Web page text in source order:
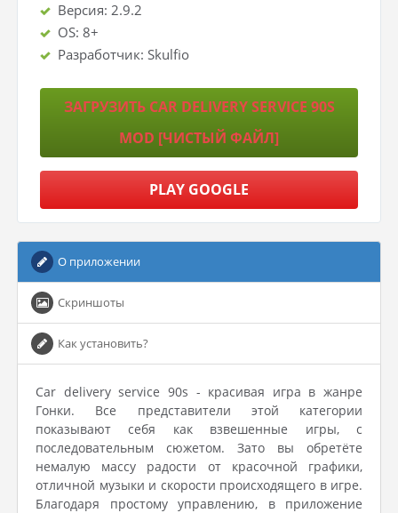
Версия: 2.9.2
OS: 8+
Разработчик: Skulfio
ЗАГРУЗИТЬ CAR DELIVERY SERVICE 90S
MOD [ЧИСТЫЙ ФАЙЛ]
PLAY GOOGLE
О приложении
Скриншоты
Как установить?
Car delivery service 90s - красивая игра в жанре
Гонки. Все представители этой категории
показывают себя как взвешенные игры, с
последовательным сюжетом. Зато вы обретёте
немалую массу радости от красочной графики,
отличной музыки и скорости происходящего в игре.
Благодаря простому управлению, в приложение